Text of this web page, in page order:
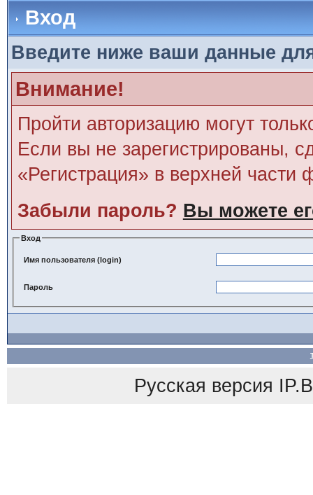
Вход
Введите ниже ваши данные
Внимание!
Пройти авторизацию могут
Если вы не зарегистрированы,
«Регистрация» в верхней части
Забыли пароль? Вы можете
Вход
Имя пользователя (login)
Пароль
Русская версия